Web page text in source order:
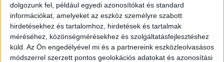
dolgozunk fel, például egyedi azonosítókat és standard
információkat, amelyeket az eszköz személyre szabott
hirdetésekhez és tartalomhoz, hirdetések és tartalmak
méréséhez, közönségmérésekhez és szolgáltatásfejlesztéshez
küld. Az Ön engedélyével mi és a partnereink eszközleolvasásos
módszerrel szerzett pontos geolokációs adatokat és azonosítási
Dr. Aradi Csaba ezúttal Lengyel
Szabolccsal, az Ökológia Kutató
Központ tudományos tanácsadójával
beszélget. Témájuk a biodiverzitás,
annak védelme, a biológiai sokszínűség
és a klímaváltozás kapcsolata.
Tartsatok velünk!
Ismerd meg a Green Drops Farm
debreceni vállalkozást! Hogy lett a
családi hobbiból vállalkozás? Mi az
aquapónia és a hidropónia közötti
különbség? Milyen környezeti előnye
van a hidropóniás
növénytermesztésnek? Miért kapott